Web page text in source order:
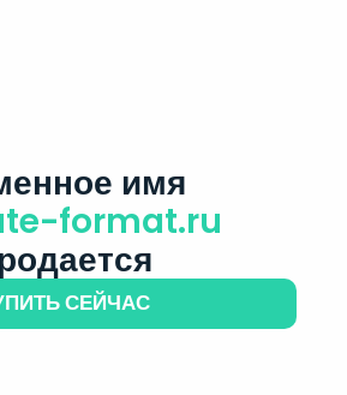
имя
format.ru
СЕЙЧАС